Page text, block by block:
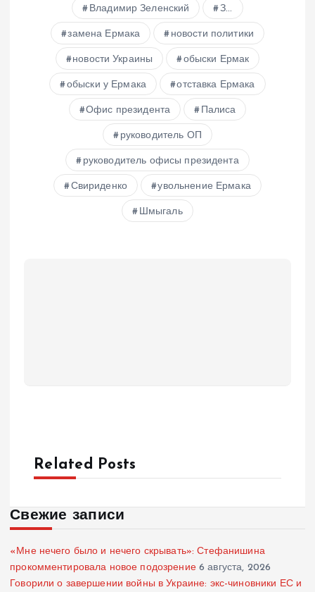
Владимир Зеленский З...
замена Ермака новости политики
новости Украины обыски Ермак
обыски у Ермака отставка Ермака
Офис президента Палиса
руководитель ОП
руководитель офисы президента
Свириденко увольнение Ермака
Шмыгаль
Related Posts
Свежие записи
«Мне нечего было и нечего скрывать»: Стефанишина
прокомментировала новое подозрение 6 августа, 2026
Говорили о завершении войны в Украине: экс-чиновники ЕС и